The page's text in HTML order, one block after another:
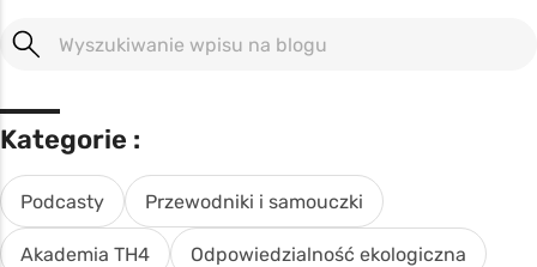
Kategorie :
Podcasty Przewodniki i samouczki
Akademia TH4 Odpowiedzialność ekologiczna